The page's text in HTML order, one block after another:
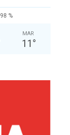
98 %
MAR
11 °